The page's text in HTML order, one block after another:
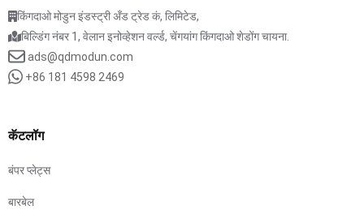
किंगदाओ मोडुन इंडस्ट्री अँड ट्रेड कं, लिमिटेड,
बिल्डिंग नंबर 1, वेलान इनोव्हेशन वर्ल्ड, चेंगयांग किंगदाओ शेडोंग चायना.
ads@qdmodun.com
+86 181 4598 2469
कॅटलॉग
बंपर प्लेट्स
बारबेल